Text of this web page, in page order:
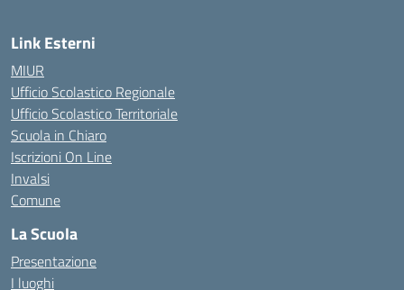
Link Esterni
MIUR
Ufficio Scolastico Regionale
Ufficio Scolastico Territoriale
Scuola in Chiaro
Iscrizioni On Line
Invalsi
Comune
La Scuola
Presentazione
I luoghi